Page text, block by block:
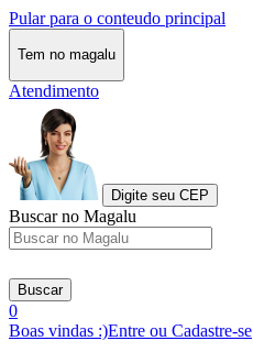
Pular para o conteudo principal
Tem no magalu
Atendimento
Digite seu CEP
Buscar no Magalu
Buscar
0
Boas vindas :)Entre ou Cadastre-se